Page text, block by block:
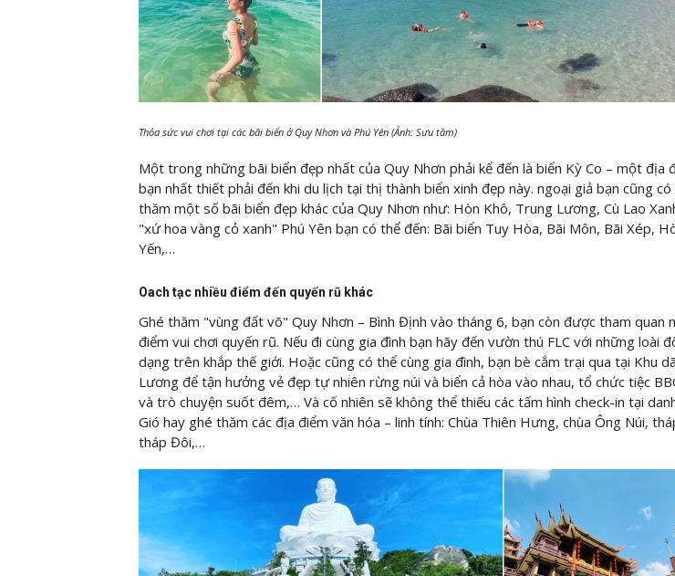
Thỏa sức vui chơi tại các bãi biển ở Quy Nhơn và Phú Yên (Ảnh: Sưu tầm)
Một trong những bãi biển đẹp nhất của Quy Nhơn phải kể đến là biển Kỳ Co – một địa
bạn nhất thiết phải đến khi du lịch tại thị thành biển xinh đẹp này. ngoại giả bạn cũng
thăm một số bãi biển đẹp khác của Quy Nhơn như: Hòn Khô, Trung Lương, Cù Lao
"xứ hoa vàng cỏ xanh" Phú Yên bạn có thể đến: Bãi biển Tuy Hòa, Bãi Môn, Bãi Xép,
Yến,…
Oach tạc nhiều điểm đến quyến rũ khác
Ghé thăm "vùng đất võ" Quy Nhơn – Bình Định vào tháng 6, bạn còn được tham quan
điểm vui chơi quyến rũ. Nếu đi cùng gia đình bạn hãy đến vườn thú FLC với những loài
dạng trên khắp thế giới. Hoặc cũng có thể cùng gia đình, bạn bè cắm trại qua tại Khu
Lương để tận hưởng vẻ đẹp tự nhiên rừng núi và biển cả hòa vào nhau, tổ chức tiệc
và trò chuyện suốt đêm,… Và cố nhiên sẽ không thể thiếu các tấm hình check-in tại
Gió hay ghé thăm các địa điểm văn hóa – linh tính: Chùa Thiên Hưng, chùa Ông Núi,
tháp Đôi,…